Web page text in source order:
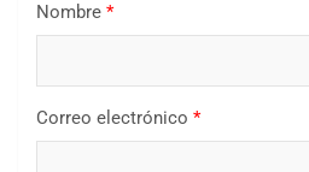
Nombre *
Correo electrónico *